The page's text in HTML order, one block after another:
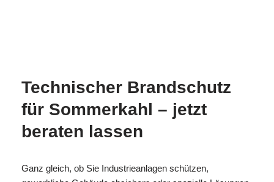
Technischer Brandschutz
für Sommerkahl – jetzt
beraten lassen
Ganz gleich, ob Sie Industrieanlagen schützen,